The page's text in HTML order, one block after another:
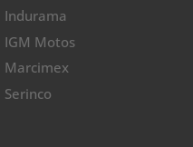
Indurama
IGM Motos
Marcimex
Serinco